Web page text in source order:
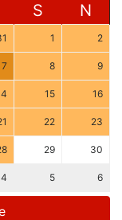
S N
1 2
7 8 9
15 16
22 23
29 30
4 5 6